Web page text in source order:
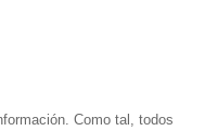
Como tal, todos